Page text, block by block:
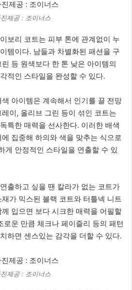
제공 : 조이너스
보리 코트는 피부 톤에 관계없이 누
템이다. 남들과 차별화된 패션을 구
등 원색보다 한 톤 낮은 아이템의
적인 스타일을 완성할 수 있다.
아이템은 계속해서 인기를 끌 전망
이, 올리브 그린 등이 섞인 코트는
특한 매력을 선사한다. 이러한 배색
집중해 하의와 색을 맞추는 식으로
게 안정적인 스타일을 연출할 수 있
출하고 싶을 땐 칼라가 없는 코트가
가 믹스된 블랙 코트와 터틀넥 니트
입으면 보다 시크한 매력을 어필할
로운 만큼 체크나 페이즐리 등의 패턴
하면 센스있는 감각을 더할 수 있다.
제공 : 조이너스